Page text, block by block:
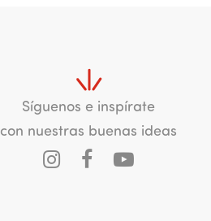
Síguenos e inspírate
con nuestras buenas ideas